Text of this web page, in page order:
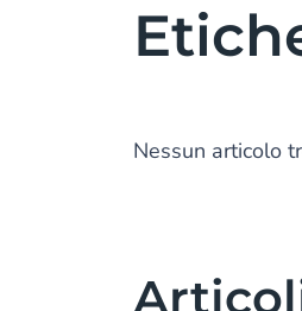
Nessun articolo